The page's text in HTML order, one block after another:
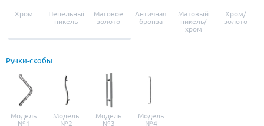
Хром
Пепельный
никель
Матовое
золото
Античная
бронза
Матовый
никель/
хром
Хром/
золото
Ручки-скобы
Модель
№1
Модель
№2
Модель
№3
Модель
№4